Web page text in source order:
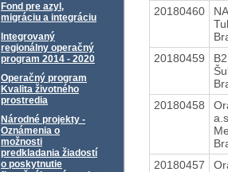
Fond pre azyl,
migráciu a integráciu
Integrovaný
regionálny operačný
program 2014 - 2020
Operačný program
Kvalita životného
prostredia
Národné projekty -
Oznámenia o
možnosti
predkladania žiadostí
o poskytnutie
20180460
20180459
20180458
a.s.
20180457